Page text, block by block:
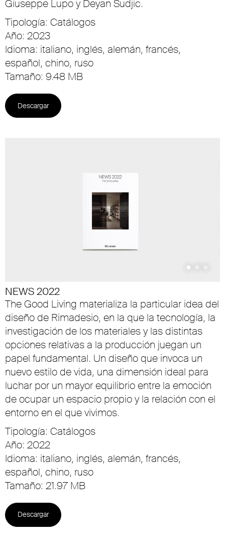
Giuseppe Lupo y Deyan Sudjic.
Tipología: Catálogos
Año: 2023
Idioma: italiano, inglés, alemán, francés,
español, chino, ruso
Tamaño: 9.48 MB
Descargar
NEWS 2022
The Good Living materializa la particular idea del
diseño de Rimadesio, en la que la tecnología, la
investigación de los materiales y las distintas
opciones relativas a la producción juegan un
papel fundamental. Un diseño que invoca un
nuevo estilo de vida, una dimensión ideal para
luchar por un mayor equilibrio entre la emoción
de ocupar un espacio propio y la relación con el
entorno en el que vivimos.
Tipología: Catálogos
Año: 2022
Idioma: italiano, inglés, alemán, francés,
español, chino, ruso
Tamaño: 21.97 MB
Descargar